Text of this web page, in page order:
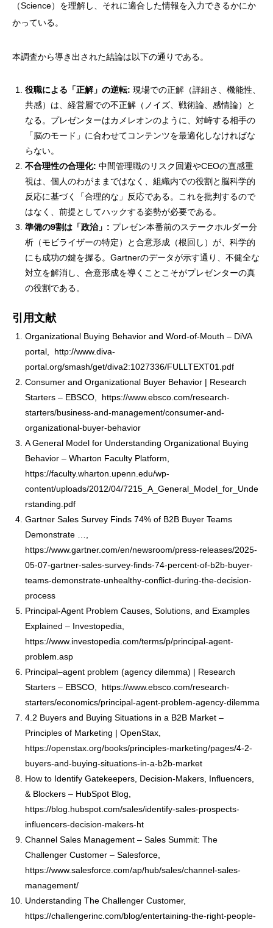
（Science）を理解し、それに適合した情報を入力できるかにか
かっている。
本調査から導き出された結論は以下の通りである。
役職による「正解」の逆転: 現場での正解（詳細さ、機能性、
共感）は、経営層での不正解（ノイズ、戦術論、感情論）と
なる。プレゼンターはカメレオンのように、対峙する相手の
「脳のモード」に合わせてコンテンツを最適化しなければな
らない。
不合理性の合理化: 中間管理職のリスク回避やCEOの直感重
視は、個人のわがままではなく、組織内での役割と脳科学的
反応に基づく「合理的な」反応である。これを批判するので
はなく、前提としてハックする姿勢が必要である。
準備の9割は「政治」: プレゼン本番前のステークホルダー分
析（モビライザーの特定）と合意形成（根回し）が、科学的
にも成功の鍵を握る。Gartnerのデータが示す通り、不健全な
対立を解消し、合意形成を導くことこそがプレゼンターの真
の役割である。
引用文献
Organizational Buying Behavior and Word-of-Mouth – DiVA
portal, http://www.diva-
portal.org/smash/get/diva2:1027336/FULLTEXT01.pdf
Consumer and Organizational Buyer Behavior | Research
Starters – EBSCO, https://www.ebsco.com/research-
starters/business-and-management/consumer-and-
organizational-buyer-behavior
A General Model for Understanding Organizational Buying
Behavior – Wharton Faculty Platform,
https://faculty.wharton.upenn.edu/wp-
content/uploads/2012/04/7215_A_General_Model_for_Unde
rstanding.pdf
Gartner Sales Survey Finds 74% of B2B Buyer Teams
Demonstrate …,
https://www.gartner.com/en/newsroom/press-releases/2025-
05-07-gartner-sales-survey-finds-74-percent-of-b2b-buyer-
teams-demonstrate-unhealthy-conflict-during-the-decision-
process
Principal-Agent Problem Causes, Solutions, and Examples
Explained – Investopedia,
https://www.investopedia.com/terms/p/principal-agent-
problem.asp
Principal–agent problem (agency dilemma) | Research
Starters – EBSCO, https://www.ebsco.com/research-
starters/economics/principal-agent-problem-agency-dilemma
4.2 Buyers and Buying Situations in a B2B Market –
Principles of Marketing | OpenStax,
https://openstax.org/books/principles-marketing/pages/4-2-
buyers-and-buying-situations-in-a-b2b-market
How to Identify Gatekeepers, Decision-Makers, Influencers,
& Blockers – HubSpot Blog,
https://blog.hubspot.com/sales/identify-sales-prospects-
influencers-decision-makers-ht
Channel Sales Management – Sales Summit: The
Challenger Customer – Salesforce,
https://www.salesforce.com/ap/hub/sales/channel-sales-
management/
Understanding The Challenger Customer,
https://challengerinc.com/blog/entertaining-the-right-people-